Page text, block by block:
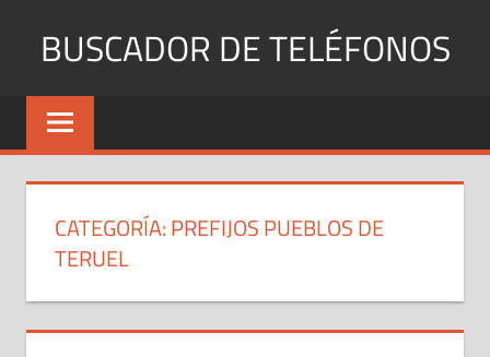
BUSCADOR DE TELÉFONOS
Identifica
Números
y
CATEGORÍA:PREFIJOS PUEBLOS DE
TERUEL